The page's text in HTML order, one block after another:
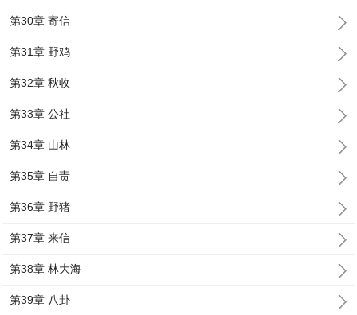
第30章 寄信
第31章 野鸡
第32章 秋收
第33章 公社
第34章 山林
第35章 自责
第36章 野猪
第37章 来信
第38章 林大海
第39章 八卦